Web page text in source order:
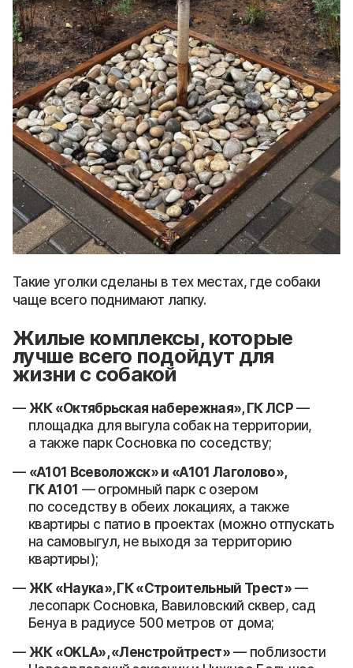
Такие уголки сделаны в тех местах, где собаки
чаще всего поднимают лапку.
Жилые комплексы, которые
лучше всего подойдут для
жизни с собакой
ЖК «Октябрьская набережная», ГК ЛСР—
площадка для выгула собак на территории,
а также парк Сосновка по соседству;
«А101 Всеволожск» и «А101 Лаголово»,
ГК А101 — огромный парк с озером
по соседству в обеих локациях, а также
квартиры с патио в проектах (можно отпускать
на самовыгул, не выходя за территорию
квартиры);
ЖК «Наука», ГК «Строительный Трест»—
лесопарк Сосновка, Вавиловский сквер, сад
Бенуа в радиусе 500 метров от дома;
ЖК «OKLA», «Ленстройтрест»— поблизости